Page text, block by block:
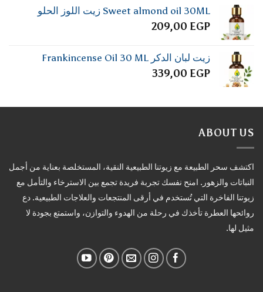
4.00من
5
Sweet almond oil 30ML زيت اللوز الحلو
209,00 EGP
زيت لبان الدكر Frankincense Oil 30 ML
339,00 EGP
ABOUT US
اكتشف سحر الطبيعة مع زيوتنا الطبيعية النقية، المستخلصة بعناية من أجمل
النباتات والزهور. امنح نفسك تجربة فريدة تجمع بين الاسترخاء والتأمل مع
زيوتنا الفاخرة التي تُستخدم في أرقى المنتجعات والعلاجات الطبيعية. دع
روائحها العطرة تأخذك في رحلة من الهدوء والتوازن، واستمتع بجودة لا
مثيل لها.